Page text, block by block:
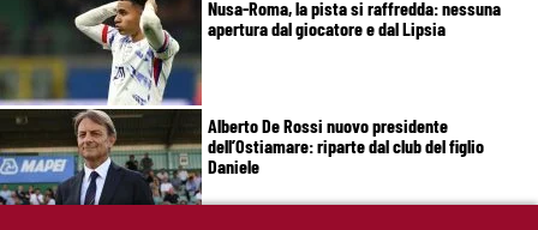
Nusa-Roma, la pista si raffredda: nessuna
apertura dal giocatore e dal Lipsia
Alberto De Rossi nuovo presidente
dell’Ostiamare: riparte dal club del figlio
Daniele